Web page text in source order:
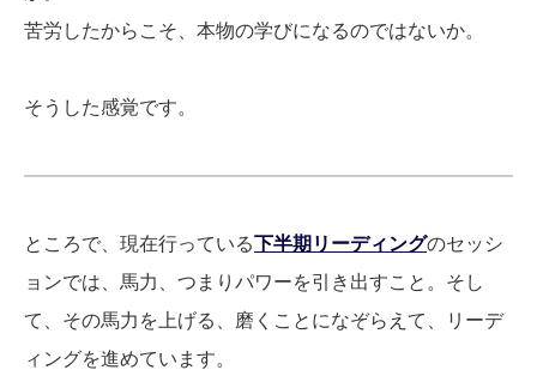
苦労したからこそ、本物の学びになるのではないか。
そうした感覚です。
ところで、現在行っている下半期リーディングのセッシ
ョンでは、馬力、つまりパワーを引き出すこと。そし
て、その馬力を上げる、磨くことになぞらえて、リーデ
ィングを進めています。